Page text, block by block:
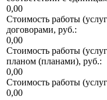
0,00
Стоимость работы
договорами, руб.:
0,00
Стоимость работы
планом (планами), руб.:
0,00
Стоимость работы
0,00